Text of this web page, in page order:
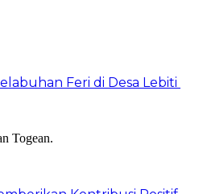
Feri di Desa Lebiti